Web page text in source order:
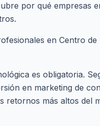
por qué empresas
en Centro de
es obligatoria.
en marketing de
retornos más altos del